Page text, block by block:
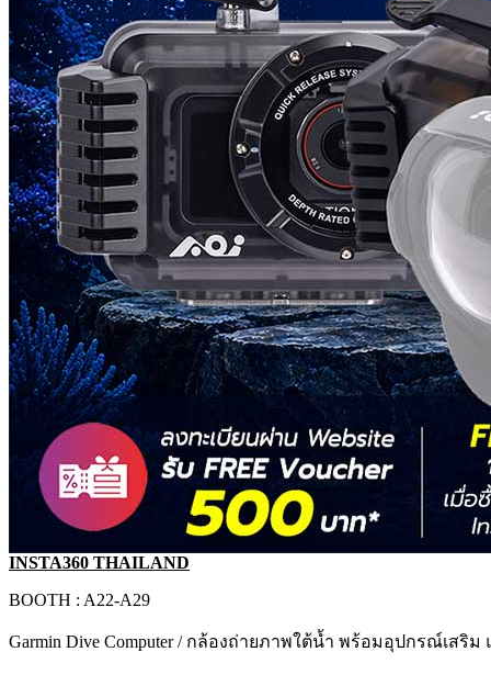
INSTA360 THAILAND
BOOTH : A22-A29
Garmin Dive Computer / กล้องถ่ายภาพใต้น้ำ พร้อมอุปกรณ์เสริม